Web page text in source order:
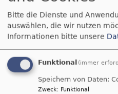
Erntedank-
Pfarrer Thilo Koch
Bitte die Dienste und
auswählen, die wir nutzen
Informationen bitte unsere
Funktional (immer
Speichern von Daten:
Zweck: Funktional